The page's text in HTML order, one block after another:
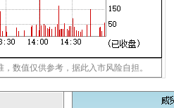
数值仅供参考，据此入市风险自担。